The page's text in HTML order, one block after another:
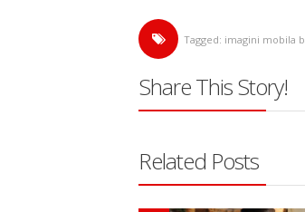
Tagged: imagini mobila
Share This Story!
Related Posts
Vezi Preturi si
Vezi Preturi si